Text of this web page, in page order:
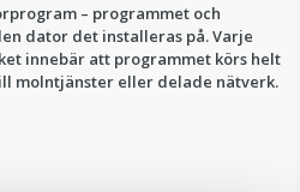
– programmet och
dator det installeras på. Varje
innebär att programmet körs helt
molntjänster eller delade nätverk.